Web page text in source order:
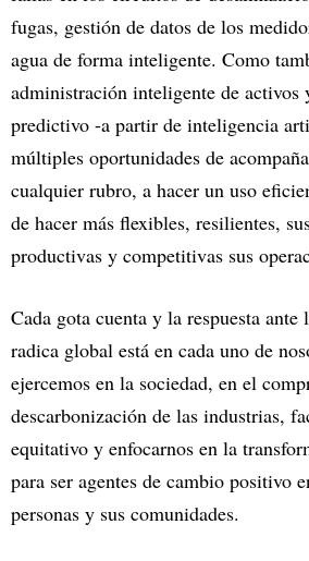
fugas, gestión de datos de los
agua de forma inteligente. Como
administración inteligente de activos
predictivo -a partir de inteligencia
múltiples oportunidades de
cualquier rubro, a hacer un uso
de hacer más flexibles, resilientes,
productivas y competitivas sus
Cada gota cuenta y la respuesta
radica global está en cada uno de
ejercemos en la sociedad, en el
descarbonización de las industrias,
equitativo y enfocarnos en la
para ser agentes de cambio positivo
personas y sus comunidades.